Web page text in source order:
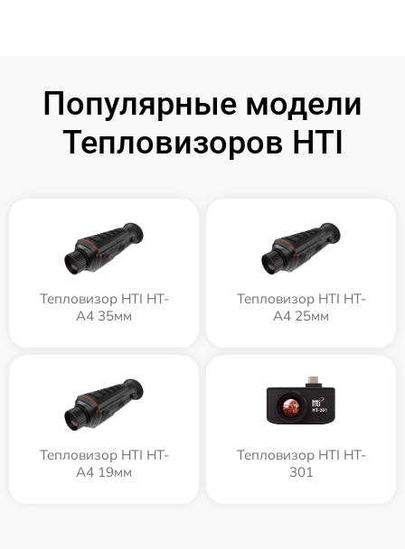
Популярные модели
Тепловизоров HTI
Тепловизор HTI HT-
A4 35мм
Тепловизор HTI HT-
A4 25мм
Тепловизор HTI HT-
A4 19мм
Тепловизор HTI HT-
301